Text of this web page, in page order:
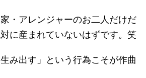
・アレンジャーのお二人だけだ
に産まれていないはずです。笑
み出す」という行為こそが作曲